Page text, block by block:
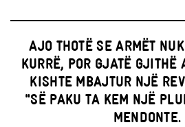
AJO THOTË SE ARMËT
KURRË, POR GJATË GJITHË
KISHTE MBAJTUR NJË
"SË PAKU TA KEM NJË
MENDONTE.